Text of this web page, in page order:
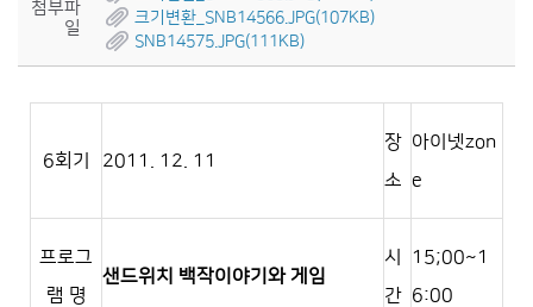
첨부파
일
크기변환_SNB14566.JPG(107KB)
SNB14575.JPG(111KB)
6회기 2011. 12. 11
장
소
아이넷zon
e
프로그
램 명
샌드위치 백작이야기와 게임
시
간
15;00~1
6:00